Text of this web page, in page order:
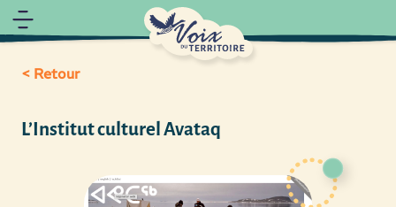
< Retour
L’Institut culturel Avataq